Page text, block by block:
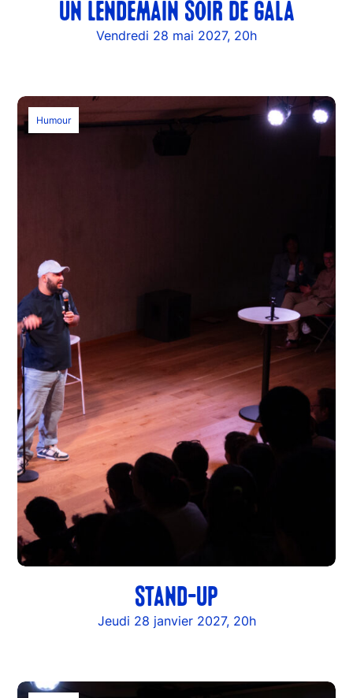
​UN LENDEMAIN SOIR DE GALA
Vendredi 28 mai 2027, 20h
Humour
STAND-UP
Jeudi 28 janvier 2027, 20h